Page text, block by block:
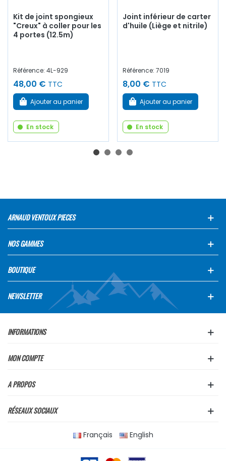
Kit de joint spongieux
"Creux" à coller pour les
4 portes (12.5m)
Référence: 4L-929
48,00 € TTC
Ajouter au panier
En stock
Joint inférieur de carter
d'huile (Liège et nitrile)
Référence: 7019
8,00 € TTC
Ajouter au panier
En stock
ARNAUD VENTOUX PIECES
NOS GAMMES
BOUTIQUE
NEWSLETTER
INFORMATIONS
MON COMPTE
A PROPOS
RÉSEAUX SOCIAUX
Français English